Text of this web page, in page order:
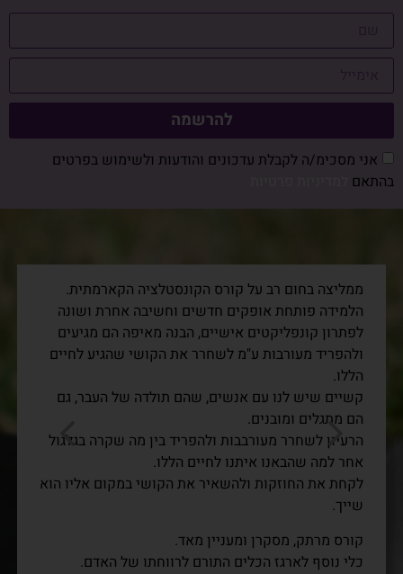
אני מסכימ/ה לקבלת עדכונים והודעות ולשימוש בפרטים
בהתאם
להרשמה
ממליצה בחום רב על קורס הקונסטלציה הקארמתית.
הלמידה פותחת אופקים חדשים וחשיבה אחרת ושונה
לפתרון קונפליקטים אישיים, הבנה מאיפה הם מגיעים
ולהפריד מעורבות ע"מ לשחרר את הקושי שהגיע לחיים
הללו.
קשיים שיש לנו עם אנשים, שהם תולדה של העבר, גם
הם מתגלים ומובנים.
הרעיון לשחרר מעורבבות ולהפריד בין מה שקרה בגלגול
אחר למה שהבאנו איתנו לחיים הללו.
לקחת את החוזקות ולהשאיר את הקושי במקום אליו הוא
שייך.
קורס מרתק, מסקרן ומעניין מאד.
כלי נוסף לארגז הכלים התורם לרווחתו של האדם.